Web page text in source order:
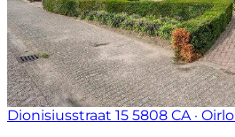
Dionisiusstraat 15 5808 CA · Oirlo